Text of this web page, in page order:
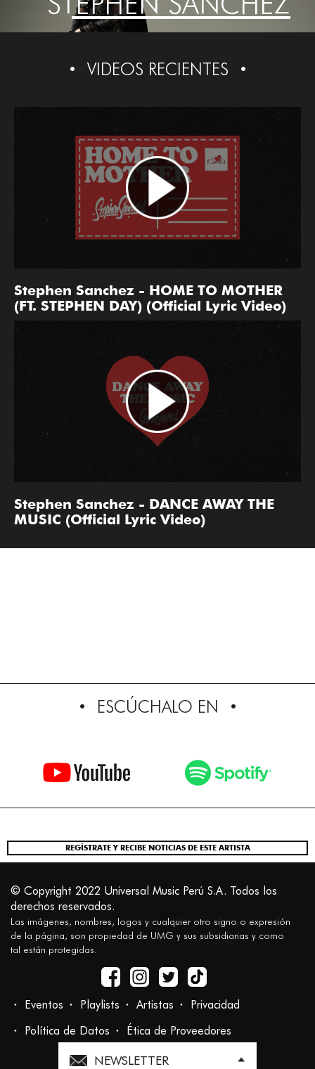
VIDEOS RECIENTES
Stephen Sanchez - HOME TO MOTHER
(FT. STEPHEN DAY) (Official Lyric Video)
Stephen Sanchez - DANCE AWAY THE
MUSIC (Official Lyric Video)
ESCÚCHALO EN
REGÍSTRATE Y RECIBE NOTICIAS DE ESTE ARTISTA
NEWSLETTER
© Copyright 2022 Universal Music Perú S.A. Todos los
derechos reservados.
Las imágenes, nombres, logos y cualquier otro signo o expresión
de la página, son propiedad de UMG y sus subsidiarias y como
tal están protegidas.
Eventos Playlists Artistas
Privacidad
Política de Datos
Ética de Proveedores